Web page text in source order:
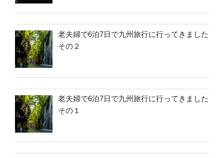
老夫婦で6泊7日で九州旅行に行ってきました
その２
老夫婦で6泊7日で九州旅行に行ってきました
その１